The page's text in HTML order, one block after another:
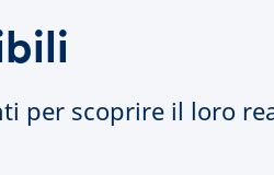
per scoprire il loro